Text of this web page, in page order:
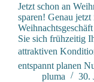
Jetzt schon an
sparen! Genau
Sie sich frühzeitig
attraktiven
entspannt planen
pluma
30.